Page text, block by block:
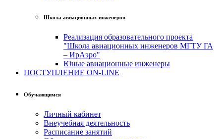
Школа авиационных инженеров
Реализация образовательного проекта
"Школа авиационных инженеров МГТУ ГА
– ИрАэро"
Юные авиационные инженеры
ПОСТУПЛЕНИЕ ON-LINE
Обучающимся
Личный кабинет
Внеучебная деятельность
Расписание занятий